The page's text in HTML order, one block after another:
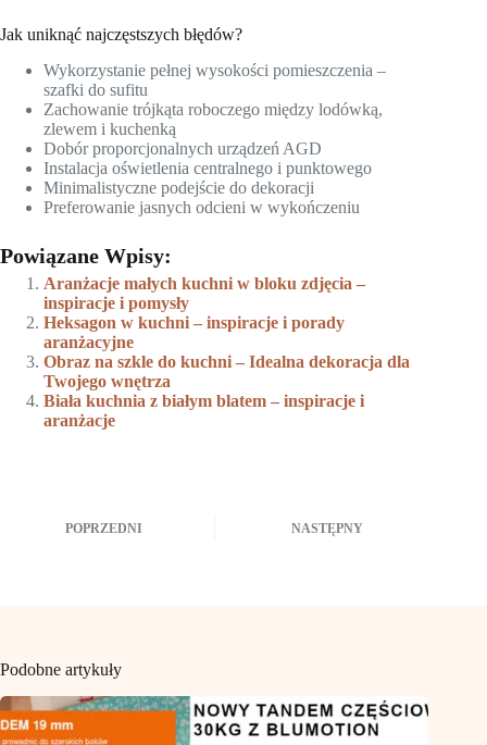
Jak uniknąć najczęstszych błędów?
Wykorzystanie pełnej wysokości pomieszczenia –
szafki do sufitu
Zachowanie trójkąta roboczego między lodówką,
zlewem i kuchenką
Dobór proporcjonalnych urządzeń AGD
Instalacja oświetlenia centralnego i punktowego
Minimalistyczne podejście do dekoracji
Preferowanie jasnych odcieni w wykończeniu
Powiązane Wpisy:
Aranżacje małych kuchni w bloku zdjęcia –
inspiracje i pomysły
Heksagon w kuchni – inspiracje i porady
aranżacyjne
Obraz na szkle do kuchni – Idealna dekoracja dla
Twojego wnętrza
Biała kuchnia z białym blatem – inspiracje i
aranżacje
POPRZEDNI NASTĘPNY
Podobne artykuły